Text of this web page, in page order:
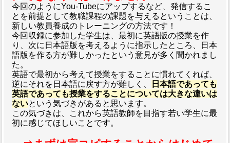
今回のようにYou-Tubeにアップするなど、発信するこ
とを前提として教職課程の課題を与えるということは、
新しい教員養成のトレーニングの方法です！
今回収録に参加した学生は、最初に英語版の授業を作
り、次に日本語版を考えるように指示したところ、日本
語版を作る方が難しかったという意見が多く聞かれまし
た。
英語で最初から考えて授業をすることに慣れてくれば、
逆にそれを日本語に戻す方が難しく、
日本語であっても
英語であっても授業をすることについては大きな違いは
ないという気づきがあると思います。
この気づきは、これから英語教師を目指す若い学生に最
初に感じてほしいことです。